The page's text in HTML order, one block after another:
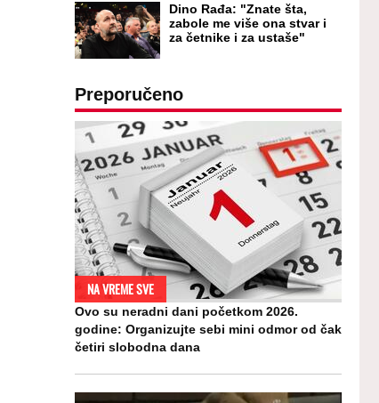
Dino Rađa: "Znate šta,
zabole me više ona stvar i
za četnike i za ustaše"
Preporučeno
NA VREME SVE
Ovo su neradni dani početkom 2026.
godine: Organizujte sebi mini odmor od čak
četiri slobodna dana